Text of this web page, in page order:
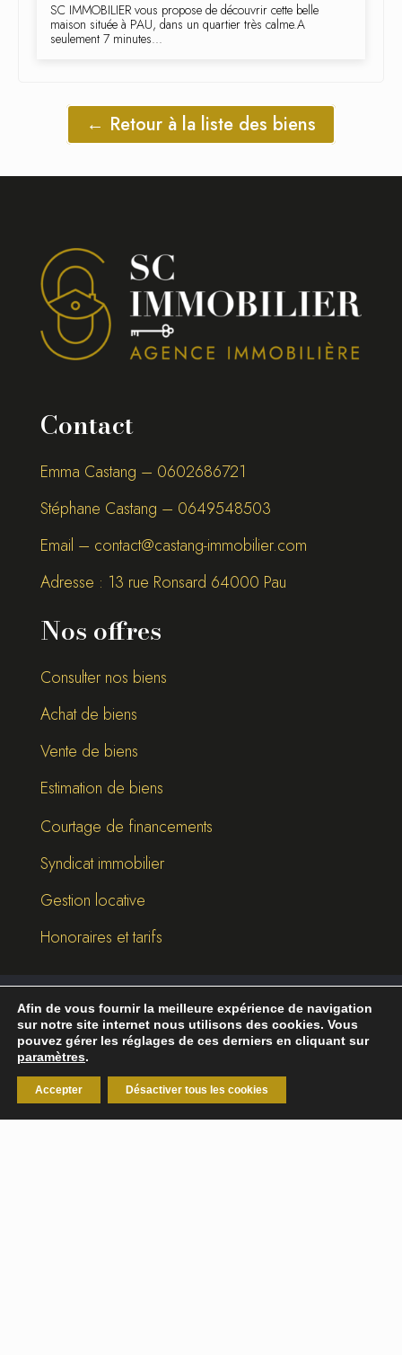
SC IMMOBILIER vous propose de découvrir cette belle
maison située à PAU, dans un quartier très calme.A
seulement 7 minutes...
← Retour à la liste des biens
Contact
Emma Castang – 0602686721
Stéphane Castang – 0649548503
Email – contact@castang-immobilier.com
Adresse : 13 rue Ronsard 64000 Pau
Nos offres
Consulter nos biens
Achat de biens
Vente de biens
Estimation de biens
Courtage de financements
Syndicat immobilier
Gestion locative
Honoraires et tarifs
©2026Break-Out Company- Agence de
communication
Mentions légales|Politique de confidentialité
Afin de vous fournir la meilleure expérience de navigation
sur notre site internet nous utilisons des cookies. Vous
pouvez gérer les réglages de ces derniers en cliquant sur
paramètres.
Accepter Désactiver tous les cookies